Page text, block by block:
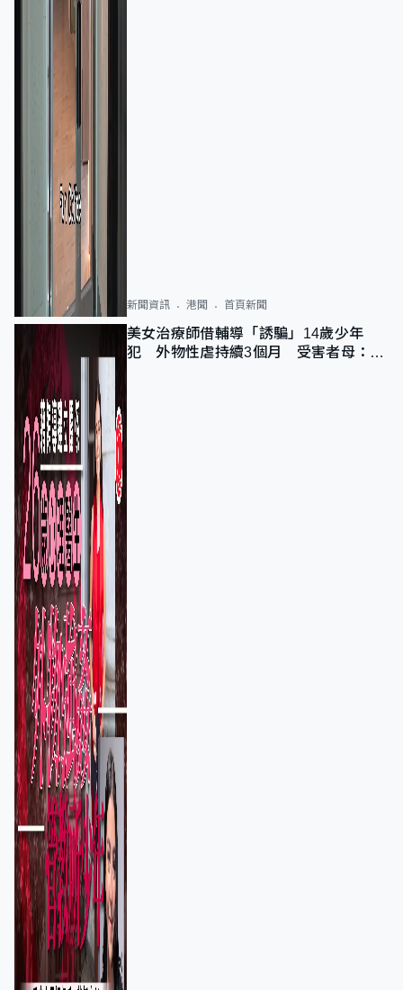
新聞資訊 港聞 首頁新聞
美女治療師借輔導「誘騙」14歲少年
犯 外物性虐持續3個月 受害者母：要